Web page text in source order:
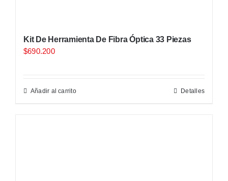
Kit De Herramienta De Fibra Óptica 33 Piezas
$690.200
Añadir al carrito Detalles